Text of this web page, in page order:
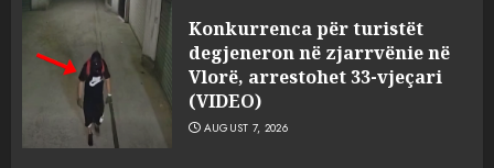
Konkurrenca për turistët
degjeneron në zjarrvënie në
Vlorë, arrestohet 33-vjeçari
(VIDEO)
AUGUST 7, 2026